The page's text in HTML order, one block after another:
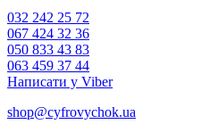
032 242 25 72
067 424 32 36
050 833 43 83
063 459 37 44
Написати у Viber
shop@cyfrovychok.ua